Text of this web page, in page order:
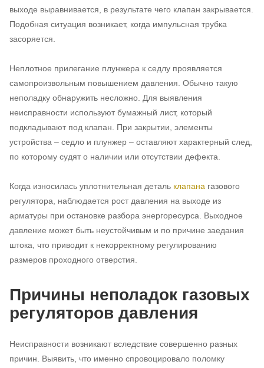
выходе выравнивается, в результате чего клапан закрывается.
Подобная ситуация возникает, когда импульсная трубка
засоряется.
Неплотное прилегание плунжера к седлу проявляется
самопроизвольным повышением давления. Обычно такую
неполадку обнаружить несложно. Для выявления
неисправности используют бумажный лист, который
подкладывают под клапан. При закрытии, элементы
устройства – седло и плунжер – оставляют характерный след,
по которому судят о наличии или отсутствии дефекта.
Когда износилась уплотнительная деталь клапана газового
регулятора, наблюдается рост давления на выходе из
арматуры при остановке разбора энергоресурса. Выходное
давление может быть неустойчивым и по причине заедания
штока, что приводит к некорректному регулированию
размеров проходного отверстия.
Причины неполадок газовых
регуляторов давления
Неисправности возникают вследствие совершенно разных
причин. Выявить, что именно спровоцировало поломку